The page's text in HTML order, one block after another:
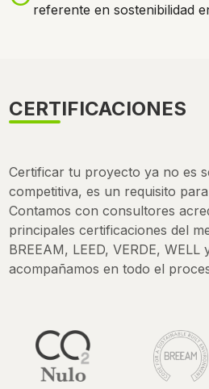
referente en sostenibilidad
CERTIFICACIONES
Certificar tu proyecto ya no es
competitiva, es un requisito
Contamos con consultores
principales certificaciones del
BREEAM, LEED, VERDE, WELL
acompañamos en todo el